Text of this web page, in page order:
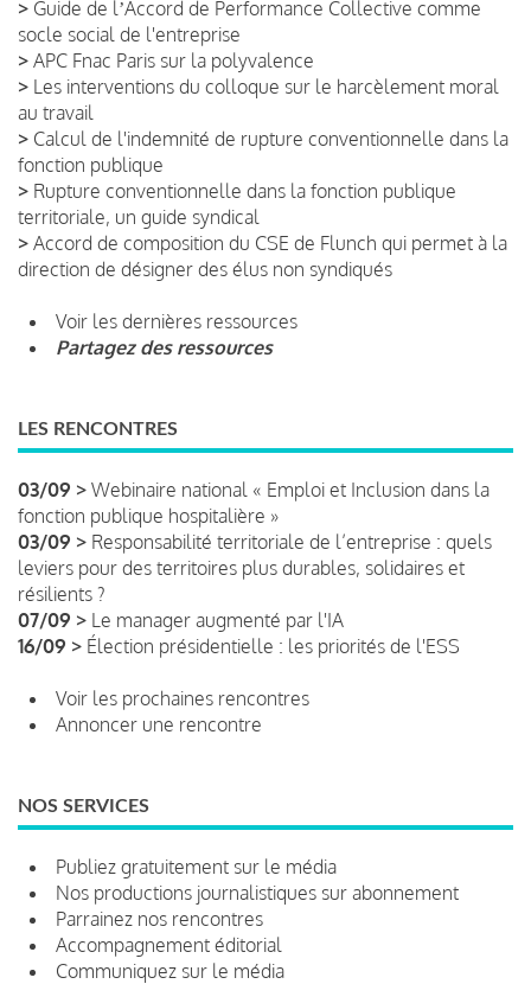
> Guide de lʼAccord de Performance Collective comme
socle social de l'entreprise
> APC Fnac Paris sur la polyvalence
> Les interventions du colloque sur le harcèlement moral
au travail
> Calcul de l'indemnité de rupture conventionnelle dans la
fonction publique
> Rupture conventionnelle dans la fonction publique
territoriale, un guide syndical
> Accord de composition du CSE de Flunch qui permet à la
direction de désigner des élus non syndiqués
Voir les dernières ressources
Partagez des ressources
LES RENCONTRES
03/09 > Webinaire national « Emploi et Inclusion dans la
fonction publique hospitalière »
03/09 > Responsabilité territoriale de l’entreprise : quels
leviers pour des territoires plus durables, solidaires et
résilients ?
07/09 > Le manager augmenté par l'IA
16/09 > Élection présidentielle : les priorités de l'ESS
Voir les prochaines rencontres
Annoncer une rencontre
NOS SERVICES
Publiez gratuitement sur le média
Nos productions journalistiques sur abonnement
Parrainez nos rencontres
Accompagnement éditorial
Communiquez sur le média